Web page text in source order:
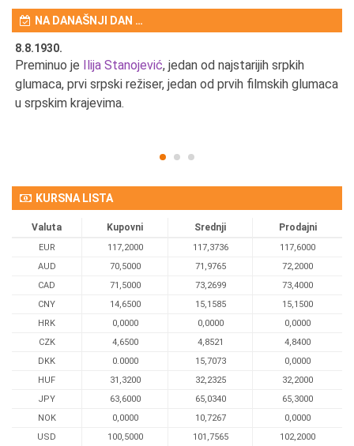
NA DANAŠNJI DAN …
8.8.1930.
Preminuo je Ilija Stanojević, jedan od najstarijih srpkih
glumaca, prvi srpski režiser, jedan od prvih filmskih glumaca
u srpskim krajevima.
KURSNA LISTA
Valuta Kupovni Srednji Prodajni
EUR 117,2000 117,3736
117,6000
AUD
70,5000 71,9765
72,2000
CAD
71,5000 73,2699
73,4000
CNY
14,6500 15,1585
15,1500
HRK
0,0000 0,0000
0,0000
CZK
4,6500 4,8521
4,8400
DKK
0.0000 15,7073
0,0000
HUF
31,3200 32,2325
32,2000
JPY
63,6000 65,0340
65,3000
NOK
0,0000 10,7267
0,0000
USD
100,5000 101,7565 102,2000